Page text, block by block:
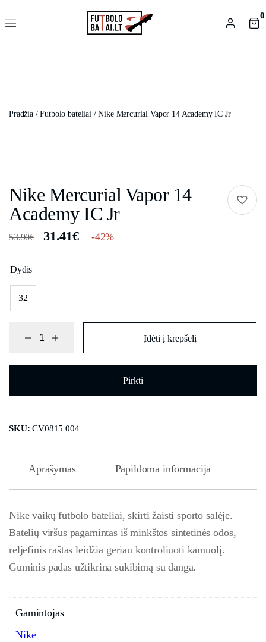
0
Pradžia/Futbolo bateliai/ Nike Mercurial Vapor 14 Academy IC Jr
Nike Mercurial Vapor 14
Academy IC Jr
53.90€ 31.41€ -42%
Dydis
32
Įdėti į krepšelį
Pirkti
SKU:CV0815 004
Aprašymas Papildoma informacija
Nike vaikų futbolo bateliai, skirti žaisti sporto salėje.
Batelių viršus pagamintas iš minkštos sintetinės odos,
reljefinis raštas leidžia geriau kontroliuoti kamuolį.
Guminis padas užtikrina sukibimą su danga.
Gamintojas
Nike